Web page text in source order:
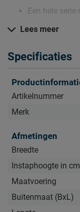
Een hele
Kijk bij het kopje
zien.
Lees meer
Specificaties
Artikelnummer
Merk
Afmetingen
Breedte
Instaphoogte in cm
Maatvoering
Buitenmaat (BxL)